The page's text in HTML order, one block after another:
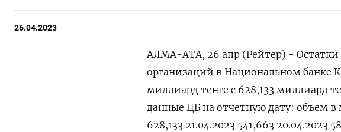
26.04.2023
АЛМА-АТА, 26 апр (Рейтер) - Остатки
организаций в Национальном банке
миллиард тенге с 628,133 миллиард
данные ЦБ на отчетную дату: объем в
628,133 21.04.2023 541,663 20.04.2023